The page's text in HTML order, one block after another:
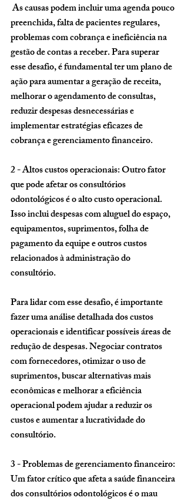
As causas podem incluir uma agenda pouco
preenchida, falta de pacientes regulares,
problemas com cobrança e ineficiência na
gestão de contas a receber. Para superar
esse desafio, é fundamental ter um plano de
ação para aumentar a geração de receita,
melhorar o agendamento de consultas,
reduzir despesas desnecessárias e
implementar estratégias eficazes de
cobrança e gerenciamento financeiro.
2 - Altos custos operacionais: Outro fator
que pode afetar os consultórios
odontológicos é o alto custo operacional.
Isso inclui despesas com aluguel do espaço,
equipamentos, suprimentos, folha de
pagamento da equipe e outros custos
relacionados à administração do
consultório.
Para lidar com esse desafio, é importante
fazer uma análise detalhada dos custos
operacionais e identificar possíveis áreas de
redução de despesas. Negociar contratos
com fornecedores, otimizar o uso de
suprimentos, buscar alternativas mais
econômicas e melhorar a eficiência
operacional podem ajudar a reduzir os
custos e aumentar a lucratividade do
consultório.
3 - Problemas de gerenciamento financeiro:
Um fator crítico que afeta a saúde financeira
dos consultórios odontológicos é o mau